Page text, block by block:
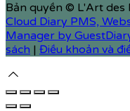
Bản quyền © L'Art des
Cloud Diary PMS,
Manager by
sách | Điều khoản và